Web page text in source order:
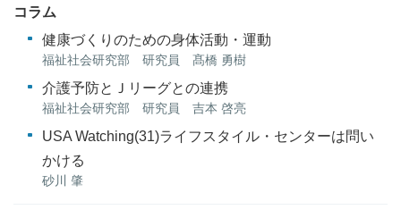
コラム
健康づくりのための身体活動・運動
福祉社会研究部 研究員 髙橋 勇樹
介護予防とＪリーグとの連携
福祉社会研究部 研究員 吉本 啓亮
USA Watching(31)ライフスタイル・センターは問い
かける
砂川 肇